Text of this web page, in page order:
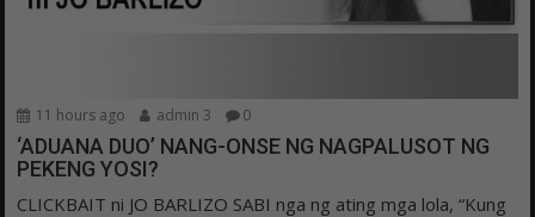
11 hours ago admin 3 0
‘ADUANA DUO’ NANG-ONSE NG NAGPALUSOT NG
PEKENG YOSI?
CLICKBAIT ni JO BARLIZO SABI nga ng ating mga lola, “Kung